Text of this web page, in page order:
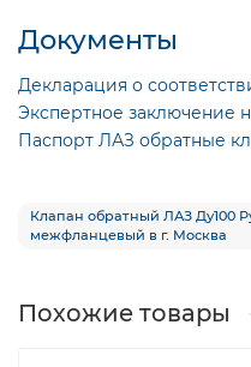
Документы
Декларация о
Экспертное заключение
Паспорт ЛАЗ обратные
Клапан обратный ЛАЗ Ду100
межфланцевый в г. Москва
Похожие товары